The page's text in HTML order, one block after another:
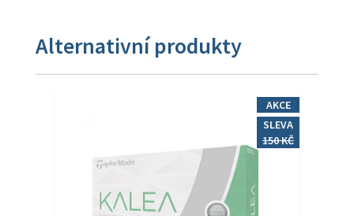
Alternativní produkty
AKCE
SLEVA
150 KČ